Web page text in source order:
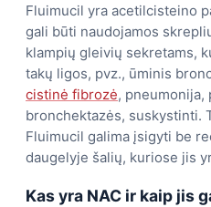
Fluimucil yra acetilcisteino
gali būti naudojamos
klampių gleivių sekretams,
takų ligos, pvz., ūminis
cistinė fibrozė, pneumonija,
bronchektazės, suskystinti.
Fluimucil galima įsigyti be
daugelyje šalių, kuriose jis
Kas yra NAC ir kaip jis